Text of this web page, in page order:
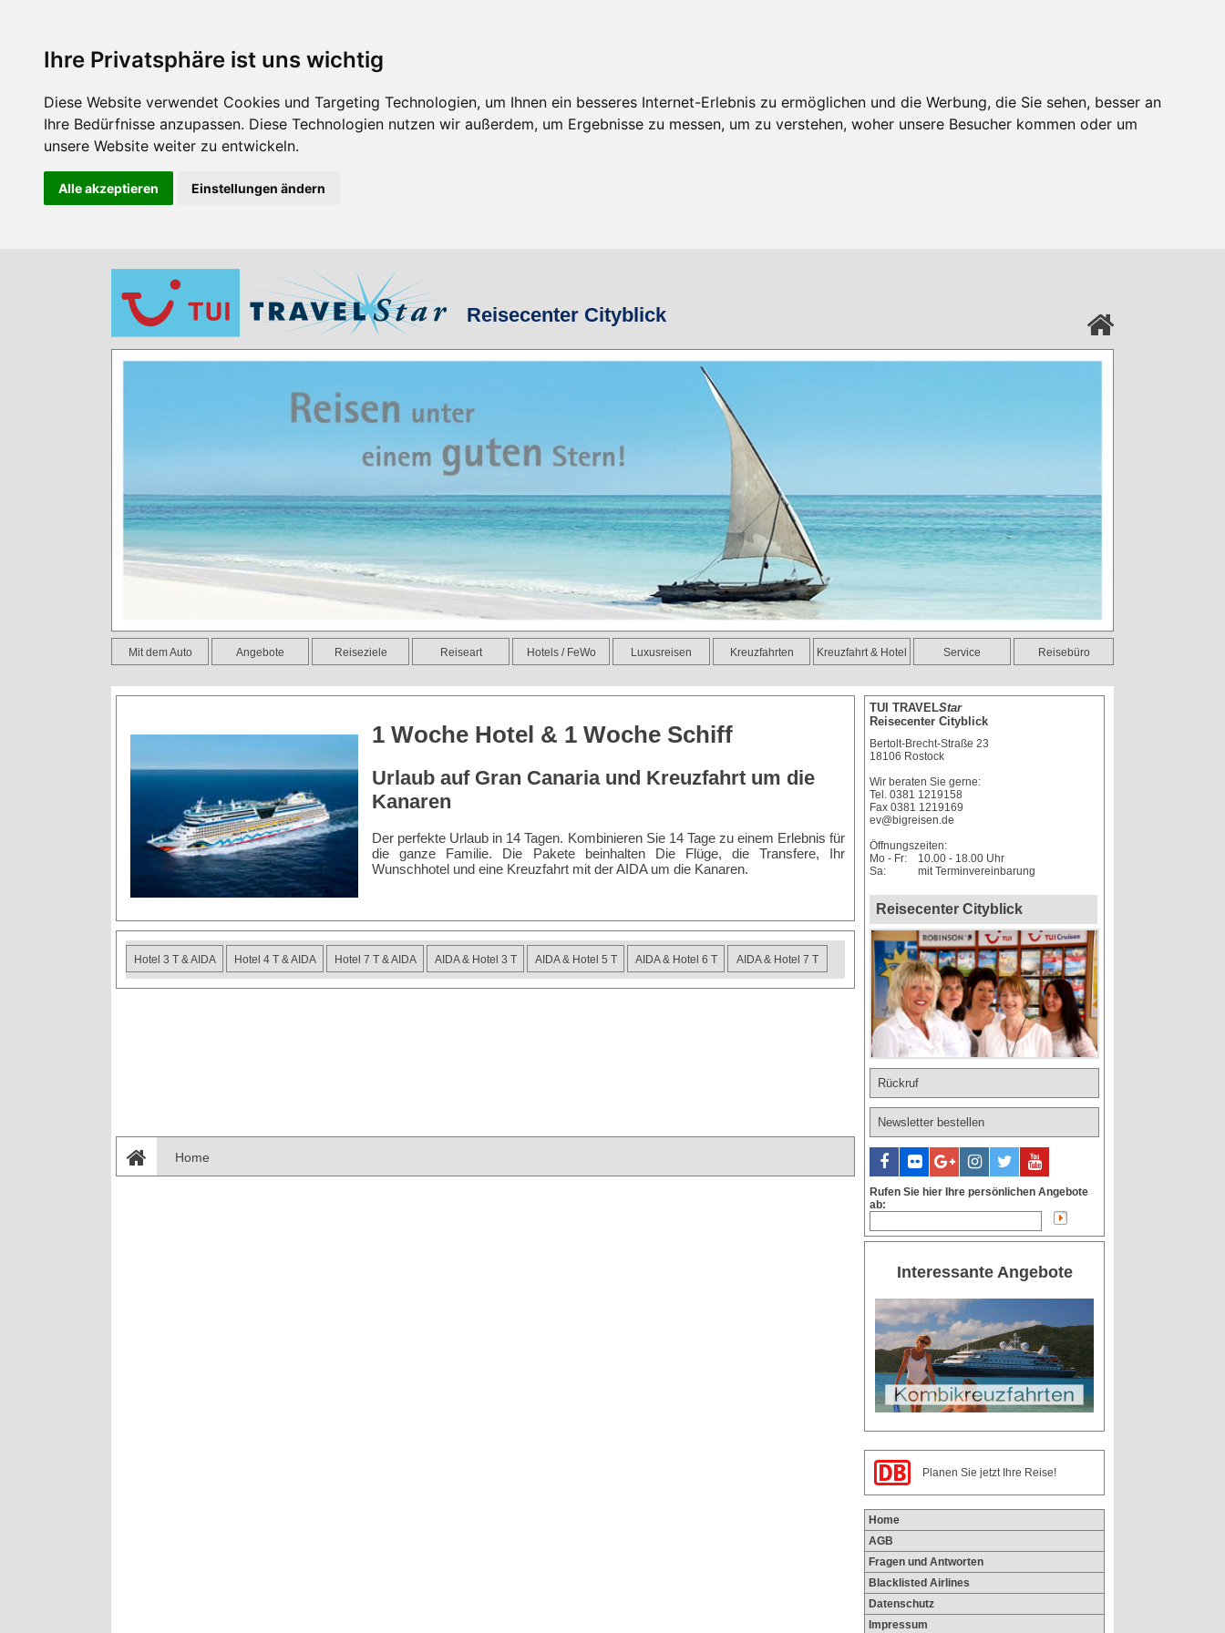
Ihre Privatsphäre ist uns wichtig
Diese Website verwendet Cookies und Targeting Technologien, um Ihnen ein besseres Internet-Erlebnis zu ermöglichen und die Werbung, die Sie sehen, besser an
Ihre Bedürfnisse anzupassen. Diese Technologien nutzen wir außerdem, um Ergebnisse zu messen, um zu verstehen, woher unsere Besucher kommen oder um
unsere Website weiter zu entwickeln.
Alle akzeptieren Einstellungen ändern
Reisecenter Cityblick
Mit dem Auto Angebote Reiseziele Reiseart Hotels / FeWo Luxusreisen Kreuzfahrten Kreuzfahrt & Hotel Service Reisebüro
1 Woche Hotel & 1 Woche Schiff
Urlaub auf Gran Canaria und Kreuzfahrt um die
Kanaren
Der perfekte Urlaub in 14 Tagen. Kombinieren Sie 14 Tage zu einem Erlebnis für
die ganze Familie. Die Pakete beinhalten Die Flüge, die Transfere, Ihr
Wunschhotel und eine Kreuzfahrt mit der AIDA um die Kanaren.
Hotel 3 T & AIDA Hotel 4 T & AIDA Hotel 7 T & AIDA AIDA & Hotel 3 T AIDA & Hotel 5 T AIDA & Hotel 6 T AIDA & Hotel 7 T
Home
TUI TRAVELStar
Reisecenter Cityblick
Bertolt-Brecht-Straße 23
18106 Rostock
Wir beraten Sie gerne:
Tel.0381 1219158
Fax0381 1219169
ev@bigreisen.de
Öffnungszeiten:
Mo - Fr:
10.00 - 18.00 Uhr
Sa:
mit Terminvereinbarung
Reisecenter Cityblick
Rückruf
Newsletter bestellen
Rufen Sie hier Ihre persönlichen Angebote
ab:
Interessante Angebote
Home
AGB
Fragen und Antworten
Blacklisted Airlines
Datenschutz
Impressum